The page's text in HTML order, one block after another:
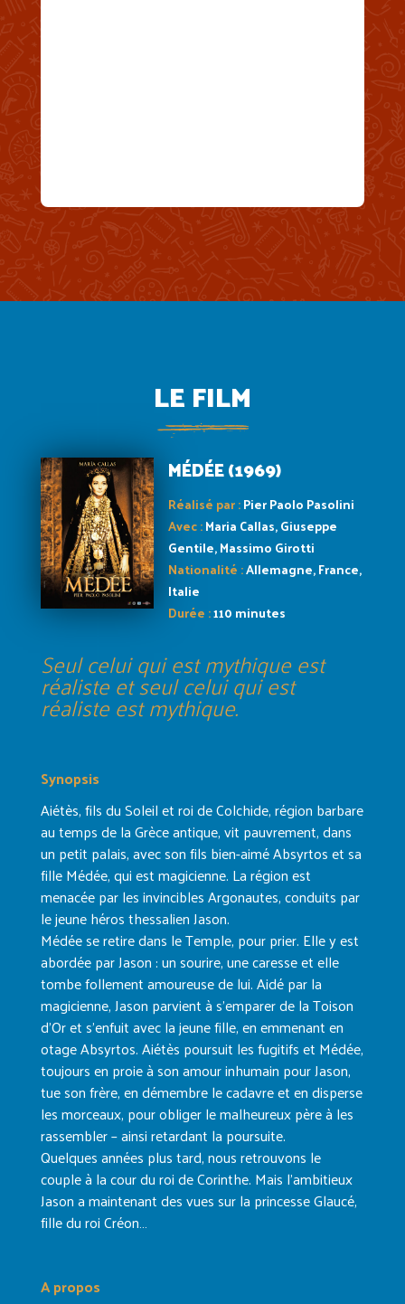
LE FILM
MÉDÉE (1969)
Réalisé par :Pier Paolo Pasolini
Avec :Maria Callas, Giuseppe
Gentile, Massimo Girotti
Nationalité :Allemagne, France,
Italie
Durée :110 minutes
Seul celui qui est mythique est
réaliste et seul celui qui est
réaliste est mythique.
Synopsis
Aiétès, fils du Soleil et roi de Colchide, région barbare
au temps de la Grèce antique, vit pauvrement, dans
un petit palais, avec son fils bien-aimé Absyrtos et sa
fille Médée, qui est magicienne. La région est
menacée par les invincibles Argonautes, conduits par
le jeune héros thessalien Jason.
Médée se retire dans le Temple, pour prier. Elle y est
abordée par Jason : un sourire, une caresse et elle
tombe follement amoureuse de lui. Aidé par la
magicienne, Jason parvient à s’emparer de la Toison
d’Or et s’enfuit avec la jeune fille, en emmenant en
otage Absyrtos. Aiétès poursuit les fugitifs et Médée,
toujours en proie à son amour inhumain pour Jason,
tue son frère, en démembre le cadavre et en disperse
les morceaux, pour obliger le malheureux père à les
rassembler – ainsi retardant la poursuite.
Quelques années plus tard, nous retrouvons le
couple à la cour du roi de Corinthe. Mais l’ambitieux
Jason a maintenant des vues sur la princesse Glaucé,
fille du roi Créon…
A propos